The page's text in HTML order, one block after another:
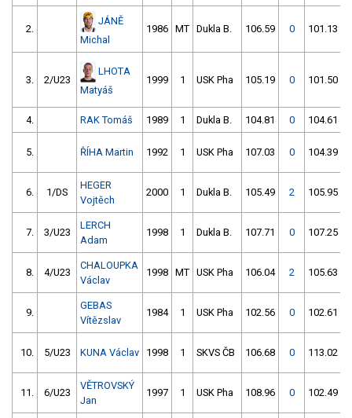
2.
JÁNĚ
Michal
1986 MT Dukla B. 106.59 0 101.13
3. 2/U23
LHOTA
Matyáš
1999 1 USK Pha 105.19 0 101.50
4. RAK Tomáš 1989 1 Dukla B. 104.81 0 104.61
5. ŘÍHA Martin 1992 1 USK Pha 107.03 0 104.39
6. 1/DS
HEGER
Vojtěch
2000 1 Dukla B. 105.49 2 105.95
7. 3/U23
LERCH
Adam
1998 1 Dukla B. 107.71 0 107.25
8. 4/U23
CHALOUPKA
Václav
1998 MT USK Pha 106.04 2 105.63
9.
GEBAS
Vítězslav
1984 1 USK Pha 102.56 0 102.61
10. 5/U23 KUNA Václav 1998 1 SKVS ČB 106.68 0 113.02
11. 6/U23
VĚTROVSKÝ
Jan
1997 1 USK Pha 108.96 0 102.49